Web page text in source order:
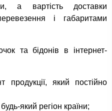
а вартість доставки
і габаритами
та бідонів в інтернет-
продукції, який постійно
який регіон країни;